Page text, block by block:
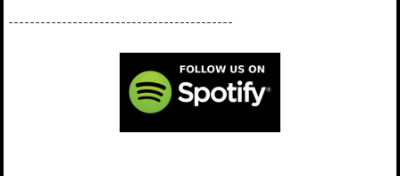
------------------------------------------